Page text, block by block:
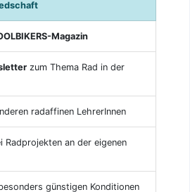
Magazin
zum Thema Rad in der
radaffinen LehrerInnen
Radprojekten an der eigenen
günstigen Konditionen